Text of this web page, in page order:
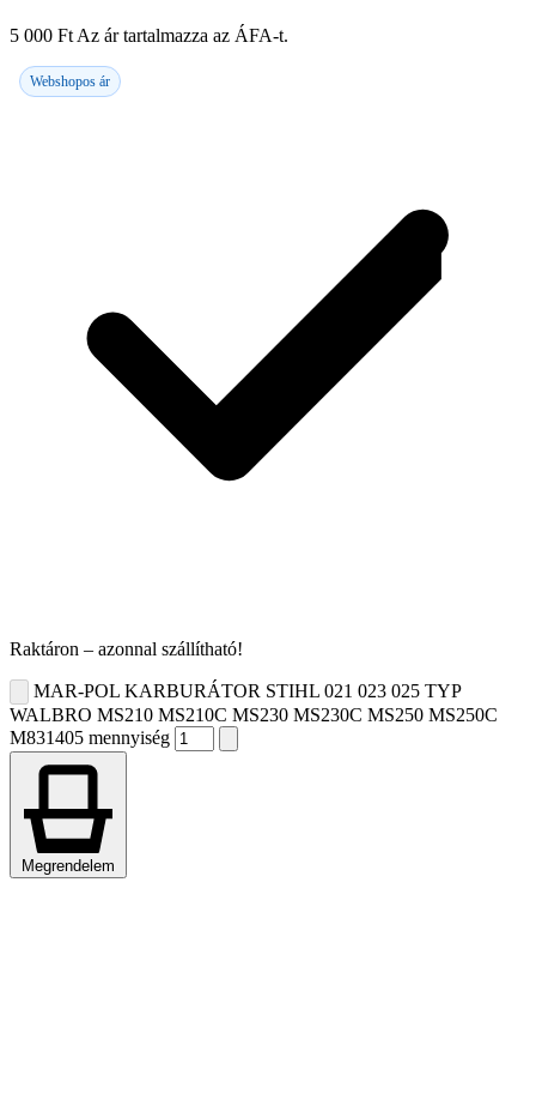
5 000 Ft Az ár tartalmazza az ÁFA-t.
Webshopos ár
Raktáron – azonnal szállítható!
MAR-POL KARBURÁTOR STIHL 021 023 025 TYP
WALBRO MS210 MS210C MS230 MS230C MS250 MS250C
M831405 mennyiség
Megrendelem